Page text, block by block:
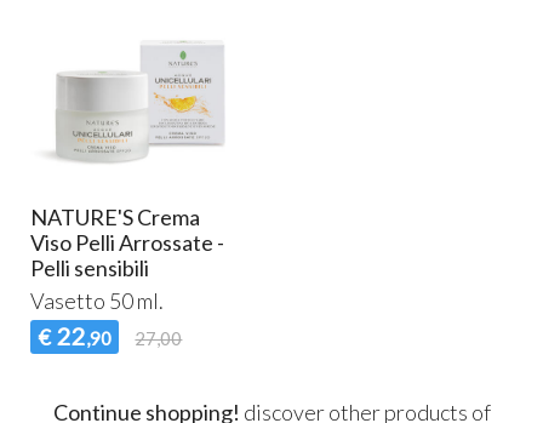
NATURE'S Crema
Viso Pelli Arrossate -
Pelli sensibili
Vasetto 50 ml.
€ 22,90 27,00
Continue shopping! discover other products of